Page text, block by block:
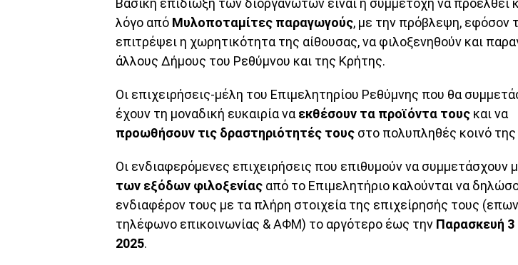
Βασική επιδίωξη των διοργανωτών είναι η συμμετοχή να προέλθει
λόγο από Μυλοποταμίτες παραγωγούς, με την πρόβλεψη, εφόσον
επιτρέψει η χωρητικότητα της αίθουσας, να φιλοξενηθούν και
άλλους Δήμους του Ρεθύμνου και της Κρήτης.
Οι επιχειρήσεις-μέλη του Επιμελητηρίου Ρεθύμνης που θα
έχουν τη μοναδική ευκαιρία ναεκθέσουν τα προϊόντα τους και να
προωθήσουν τις δραστηριότητές τους στο πολυπληθές κοινό
Οι ενδιαφερόμενες επιχειρήσεις που επιθυμούν να συμμετάσχουν
των εξόδων φιλοξενίας από το Επιμελητήριο καλούνται να
ενδιαφέρον τους με τα πλήρη στοιχεία της επιχείρησής τους
τηλέφωνο επικοινωνίας & ΑΦΜ) το αργότερο έως την Παρασκευή
2025.